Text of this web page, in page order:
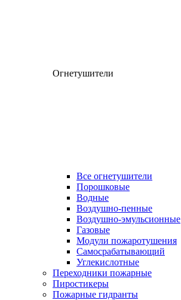
Огнетушители
Все огнетушители
Порошковые
Водные
Воздушно-пенные
Воздушно-эмульсионные
Газовые
Модули пожаротушения
Самосрабатывающий
Углекислотные
Переходники пожарные
Пиростикеры
Пожарные гидранты